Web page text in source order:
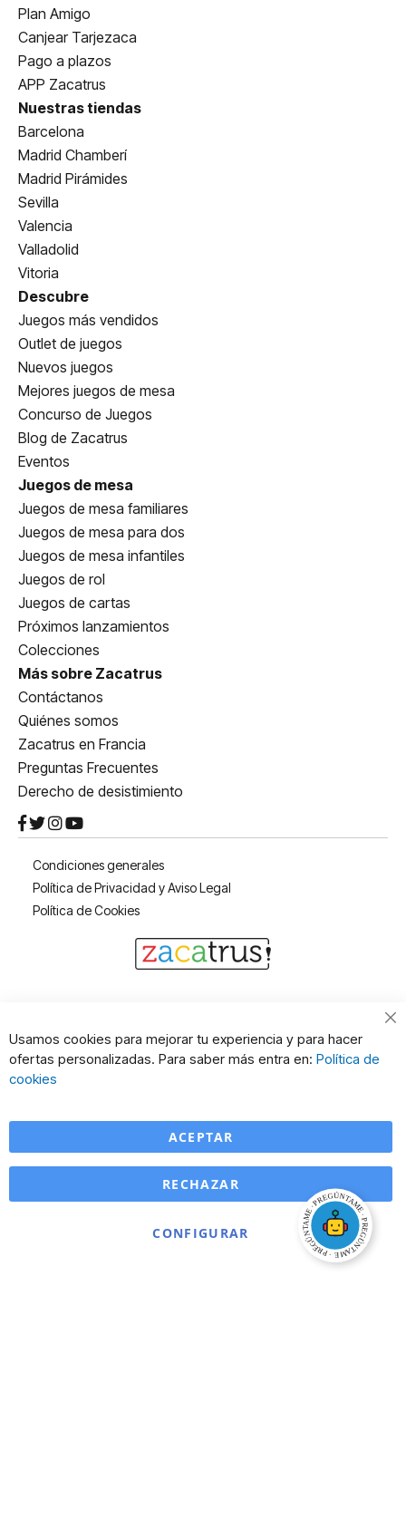
Plan Amigo
Canjear Tarjezaca
Pago a plazos
APP Zacatrus
Nuestras tiendas
Barcelona
Madrid Chamberí
Madrid Pirámides
Sevilla
Valencia
Valladolid
Vitoria
Descubre
Juegos más vendidos
Outlet de juegos
Nuevos juegos
Mejores juegos de mesa
Concurso de Juegos
Blog de Zacatrus
Eventos
Juegos de mesa
Juegos de mesa familiares
Juegos de mesa para dos
Juegos de mesa infantiles
Juegos de rol
Juegos de cartas
Próximos lanzamientos
Colecciones
Más sobre Zacatrus
Contáctanos
Quiénes somos
Zacatrus en Francia
Preguntas Frecuentes
Derecho de desistimiento
Condiciones generales
Política de Privacidad y Aviso Legal
Política de Cookies
Usamos cookies para mejorar tu experiencia y para hacer
ofertas personalizadas. Para saber más entra en: Política de
cookies
ACEPTAR
CONFIGURAR
RECHAZAR